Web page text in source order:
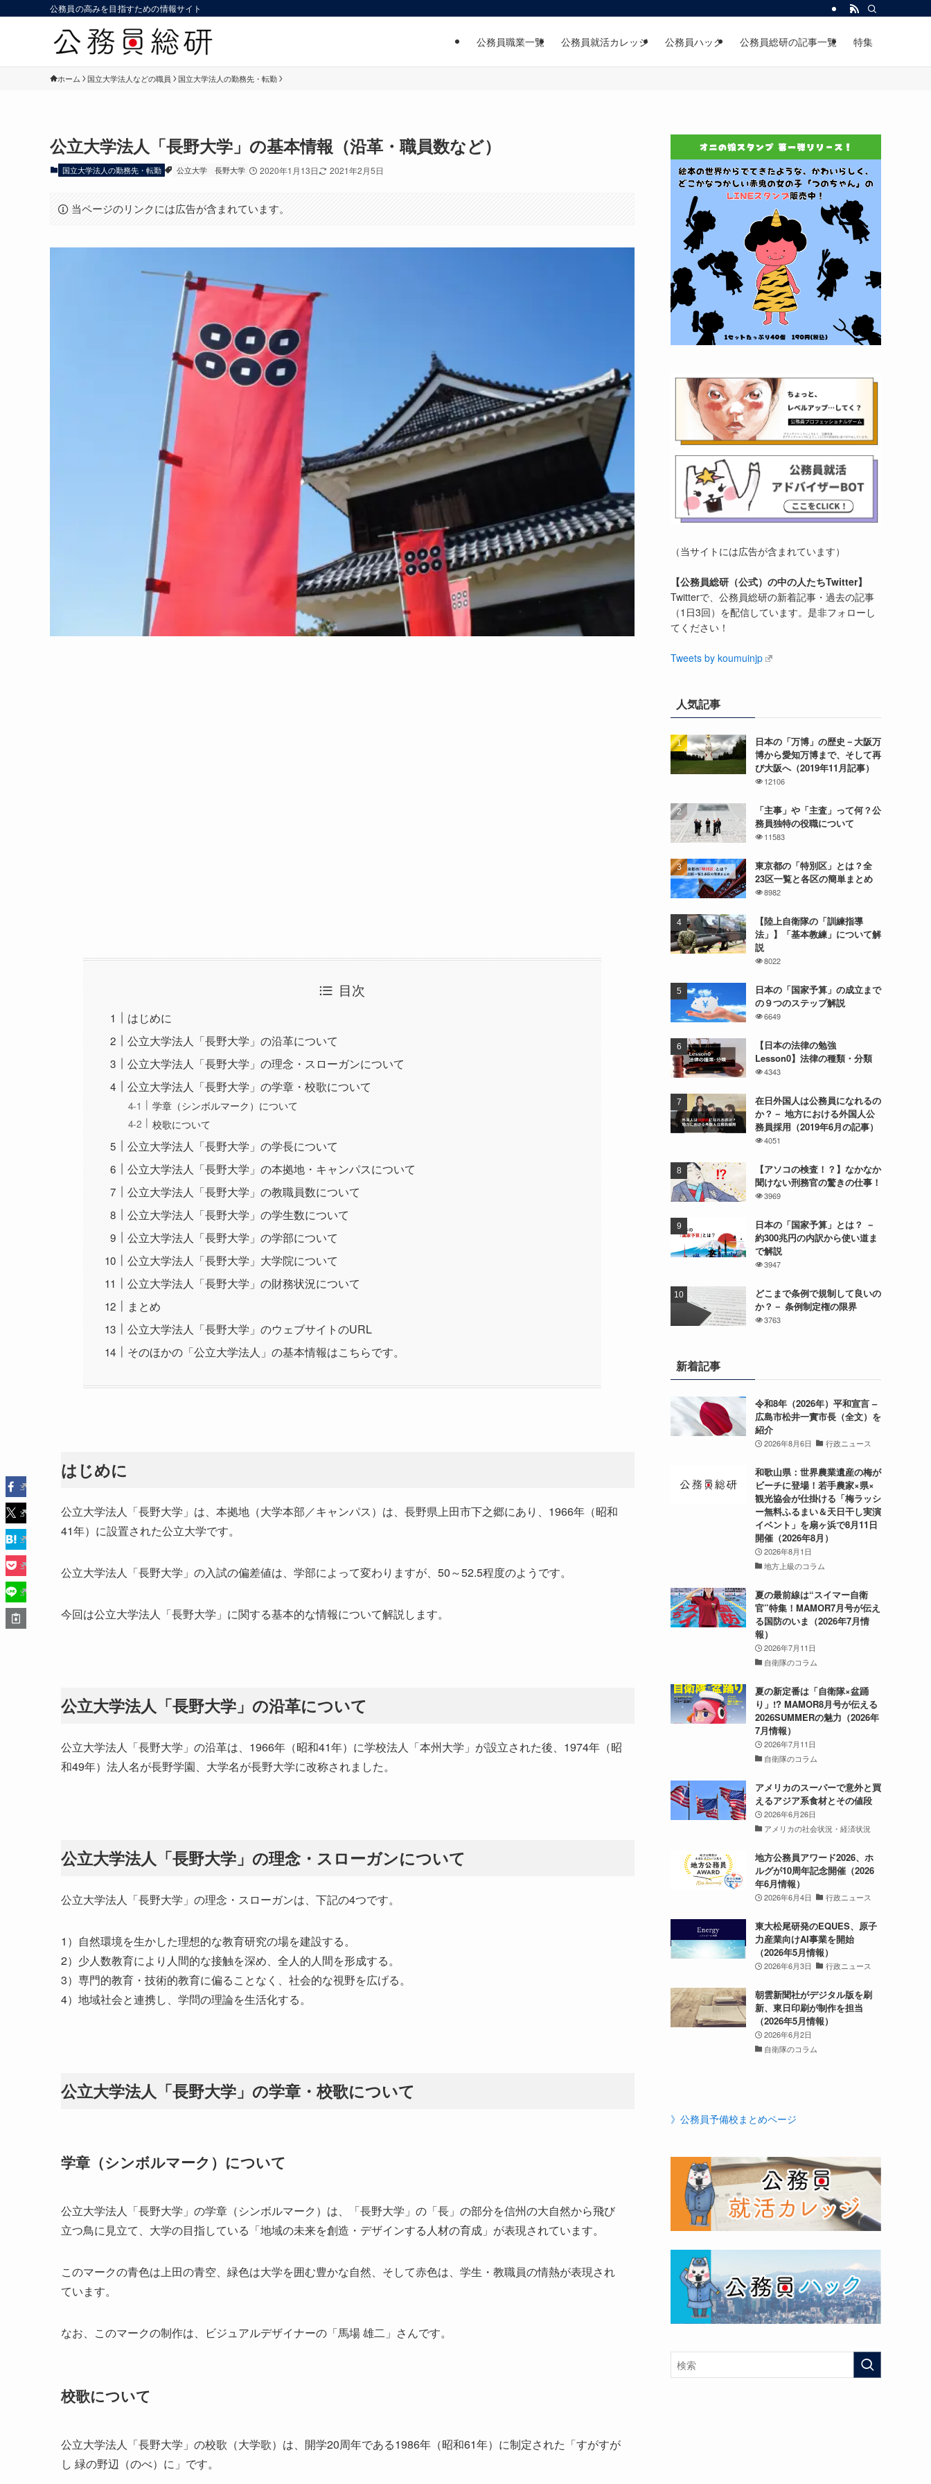
公務員の高みを目指すための情報サイト
公務員職業一覧 公務員就活カレッジ 公務員ハック 公務員総研の記事一覧 特集
ホーム 国立大学法人などの職員 国立大学法人の勤務先・転勤
公立大学法人「長野大学」の基本情報（沿革・職員数など）
国立大学法人の勤務先・転勤 公立大学 長野大学 2020年1月13日 2021年2月5日
当ページのリンクには広告が含まれています。
目次
はじめに
公立大学法人「長野大学」の沿革について
公立大学法人「長野大学」の理念・スローガンについて
公立大学法人「長野大学」の学章・校歌について
学章（シンボルマーク）について
校歌について
公立大学法人「長野大学」の学長について
公立大学法人「長野大学」の本拠地・キャンパスについて
公立大学法人「長野大学」の教職員数について
公立大学法人「長野大学」の学生数について
公立大学法人「長野大学」の学部について
公立大学法人「長野大学」大学院について
公立大学法人「長野大学」の財務状況について
まとめ
公立大学法人「長野大学」のウェブサイトのURL
そのほかの「公立大学法人」の基本情報はこちらです。
はじめに
公立大学法人「長野大学」は、本拠地（大学本部／キャンパス）は、長野県上田市下之郷にあり、1966年（昭和
41年）に設置された公立大学です。
公立大学法人「長野大学」の入試の偏差値は、学部によって変わりますが、50～52.5程度のようです。
今回は公立大学法人「長野大学」に関する基本的な情報について解説します。
公立大学法人「長野大学」の沿革について
公立大学法人「長野大学」の沿革は、1966年（昭和41年）に学校法人「本州大学」が設立された後、1974年（昭
和49年）法人名が長野学園、大学名が長野大学に改称されました。
公立大学法人「長野大学」の理念・スローガンについて
公立大学法人「長野大学」の理念・スローガンは、下記の4つです。
1）自然環境を生かした理想的な教育研究の場を建設する。
2）少人数教育により人間的な接触を深め、全人的人間を形成する。
3）専門的教育・技術的教育に偏ることなく、社会的な視野を広げる。
4）地域社会と連携し、学問の理論を生活化する。
公立大学法人「長野大学」の学章・校歌について
学章（シンボルマーク）について
公立大学法人「長野大学」の学章（シンボルマーク）は、「長野大学」の「長」の部分を信州の大自然から飛び
立つ鳥に見立て、大学の目指している「地域の未来を創造・デザインする人材の育成」が表現されています。
このマークの青色は上田の青空、緑色は大学を囲む豊かな自然、そして赤色は、学生・教職員の情熱が表現され
ています。
なお、このマークの制作は、ビジュアルデザイナーの「馬場 雄二」さんです。
校歌について
公立大学法人「長野大学」の校歌（大学歌）は、開学20周年である1986年（昭和61年）に制定された「すがすが
し 緑の野辺（のべ）に」です。
（当サイトには広告が含まれています）
【公務員総研（公式）の中の人たちTwitter】
Twitterで、公務員総研の新着記事・過去の記事
（1日3回）を配信しています。是非フォローし
てください！
Tweets by koumuinjp
人気記事
日本の「万博」の歴史－大阪万
博から愛知万博まで、そして再
び大阪へ（2019年11月記事）
12106
「主事」や「主査」って何？公
務員独特の役職について
11583
東京都の「特別区」とは？全
23区一覧と各区の簡単まとめ
8982
【陸上自衛隊の「訓練指導
法」】「基本教練」について解
説
8022
日本の「国家予算」の成立まで
の９つのステップ解説
6649
【日本の法律の勉強
Lesson0】法律の種類・分類
4343
在日外国人は公務員になれるの
か？－ 地方における外国人公
務員採用（2019年6月の記事）
4051
【アソコの検査！？】なかなか
聞けない刑務官の驚きの仕事！
3969
日本の「国家予算」とは？ －
約300兆円の内訳から使い道ま
で解説
3947
どこまで条例で規制して良いの
か？－ 条例制定権の限界
3763
新着記事
令和8年（2026年）平和宣言 –
広島市松井一實市長（全文）を
紹介
2026年8月6日 行政ニュース
和歌山県：世界農業遺産の梅が
ビーチに登場！若手農家×県×
観光協会が仕掛ける「梅ラッシ
ー無料ふるまい＆天日干し実演
イベント」を扇ヶ浜で8月11日
開催（2026年8月）
2026年8月1日
地方上級のコラム
夏の最前線は“スイマー自衛
官”特集！MAMOR7月号が伝え
る国防のいま（2026年7月情
報）
2026年7月11日
自衛隊のコラム
夏の新定番は「自衛隊×盆踊
り」!? MAMOR8月号が伝える
2026SUMMERの魅力（2026年
7月情報）
2026年7月11日
自衛隊のコラム
アメリカのスーパーで意外と買
えるアジア系食材とその値段
2026年6月26日
アメリカの社会状況・経済状況
地方公務員アワード2026、ホ
ルグが10周年記念開催（2026
年6月情報）
2026年6月4日 行政ニュース
東大松尾研発のEQUES、原子
力産業向けAI事業を開始
（2026年5月情報）
2026年6月3日 行政ニュース
朝雲新聞社がデジタル版を刷
新、東日印刷が制作を担当
（2026年5月情報）
2026年6月2日
自衛隊のコラム
》公務員予備校まとめページ